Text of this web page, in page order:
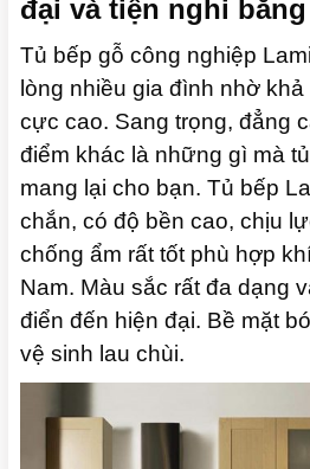
đại và tiện nghi
Tủ bếp gỗ công nghiệp
lòng nhiều gia đình nhờ
cực cao. Sang trọng, đẳng
điểm khác là những gì mà
mang lại cho bạn. Tủ bếp
chắn, có độ bền cao, chịu
chống ẩm rất tốt phù hợp
Nam. Màu sắc rất đa dạng
điển đến hiện đại. Bề mặt
vệ sinh lau chùi.